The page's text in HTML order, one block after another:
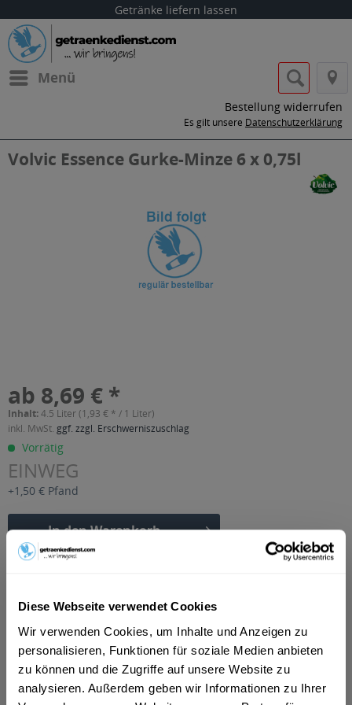
Diese Webseite verwendet Cookies
Wir verwenden Cookies, um Inhalte und Anzeigen zu
personalisieren, Funktionen für soziale Medien anbieten
zu können und die Zugriffe auf unsere Website zu
analysieren. Außerdem geben wir Informationen zu Ihrer
Getränke liefern lassen
Menü
Bestellung widerrufen
Es gilt unsere Datenschutzerklärung
Volvic Essence Gurke-Minze 6 x 0,75l
ab 8,69 € *
Inhalt:4.5 Liter (1,93 € * / 1 Liter)
inkl. MwSt. ggf. zzgl. Erschwerniszuschlag
Vorrätig
EINWEG
+1,50 € Pfand
In denWarenkorb
mehr
"Volvic Essence Gurke-Minze 6 x 0,75l"
Geschmacksrichtung:
Gurke, Minze